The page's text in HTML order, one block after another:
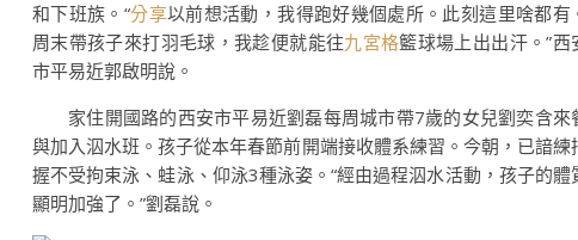
和下班族。“分享以前想活動，我得跑好幾個處所。此刻這里啥都有
周末帶孩子來打羽毛球，我趁便就能往九宮格籃球場上出出汗。”西
市平易近郭啟明說。
家住開國路的西安市平易近劉磊每周城市帶7歲的女兒劉奕含來
與加入泅水班。孩子從本年春節前開端接收體系練習。今朝，已諳練
握不受拘束泳、蛙泳、仰泳3種泳姿。“經由過程泅水活動，孩子的體
顯明加強了。”劉磊說。